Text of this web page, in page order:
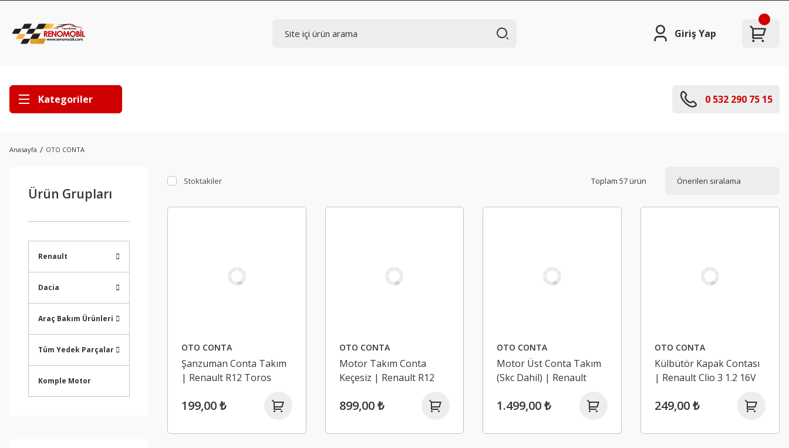
Giriş Yap
Kategoriler 0 532 290 75 15
Anasayfa OTO CONTA
Ürün Grupları
Renault
Dacia
Araç Bakım Ürünleri
Tüm Yedek Parçalar
Komple Motor
Stoktakiler Toplam 57 ürün
OTO CONTA
Şanzuman Conta Takım
| Renault R12 Toros
199,00 ₺
OTO CONTA
Motor Takım Conta
Keçesiz | Renault R12
899,00 ₺
OTO CONTA
Motor Üst Conta Takım
(Skc Dahil) | Renault
Laguna 1 2.0 8V F3R
1.499,00 ₺
OTO CONTA
Külbütör Kapak Contası
| Renault Clio 3 1.2 16V
249,00 ₺